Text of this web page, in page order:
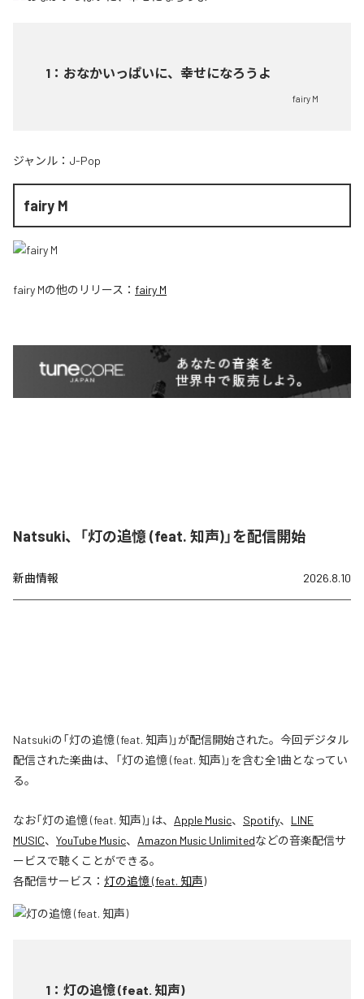
1 ： おなかいっぱいに、幸せになろうよ
fairy M
ジャンル： J-Pop
fairy M
fairy Mの他のリリース： fairy M
Natsuki、「灯の追憶 (feat. 知声)」を配信開始
新曲情報 2026.8.10
Natsukiの「灯の追憶 (feat. 知声)」が配信開始された。今回デジタル
配信された楽曲は、「灯の追憶 (feat. 知声)」を含む全1曲となってい
る。
なお「灯の追憶 (feat. 知声)」は、 Apple Music、 Spotify、 LINE
MUSIC、 YouTube Music、 Amazon Music Unlimitedなどの音楽配信サ
ービスで聴くことができる。
各配信サービス： 灯の追憶 (feat. 知声)
1 ： 灯の追憶 (feat. 知声)